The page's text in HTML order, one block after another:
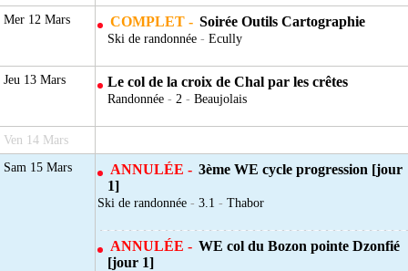
Mer 12 Mars
COMPLET - Soirée Outils Cartographie
Ski de randonnée - Ecully
Jeu 13 Mars Le col de la croix de Chal par les crêtes
Randonnée - 2 - Beaujolais
Ven 14 Mars
Sam 15 Mars
ANNULÉE - 3ème WE cycle progression [jour
1]
Ski de randonnée - 3.1 - Thabor
ANNULÉE - WE col du Bozon pointe Dzonfié
[jour 1]